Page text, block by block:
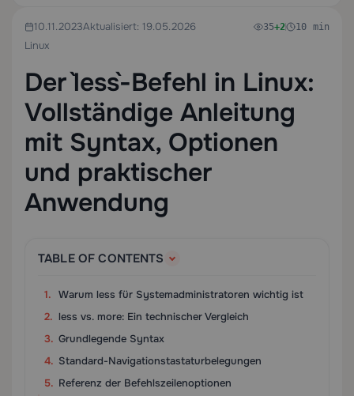
10.11.2023Aktualisiert: 19.05.2026
Linux
35+2 10 min
Der `less`-Befehl in Linux:
Vollständige Anleitung
mit Syntax, Optionen
und praktischer
Anwendung
TABLE OF CONTENTS
Warum less für Systemadministratoren wichtig ist
less vs. more: Ein technischer Vergleich
Grundlegende Syntax
Standard-Navigationstastaturbelegungen
Referenz der Befehlszeilenoptionen